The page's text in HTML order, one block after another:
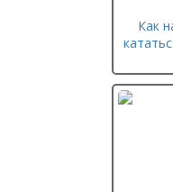
Как